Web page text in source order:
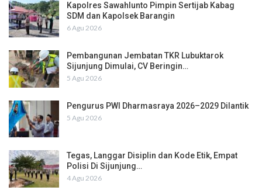
Kapolres Sawahlunto Pimpin Sertijab Kabag
SDM dan Kapolsek Barangin
6 Agu 2026
Pembangunan Jembatan TKR Lubuktarok
Sijunjung Dimulai, CV Beringin…
5 Agu 2026
Pengurus PWI Dharmasraya 2026–2029 Dilantik
5 Agu 2026
Tegas, Langgar Disiplin dan Kode Etik, Empat
Polisi Di Sijunjung…
4 Agu 2026